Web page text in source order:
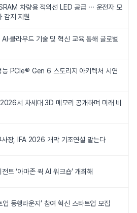
차량용 적외선 LED 공급 ··· 운전자 모
감지 지원
클라우드 기술 및 혁신 교육 통해 글로벌
능 PCIe® Gen 6 스토리지 아키텍처 시연
서 차세대 3D 메모리 공개하며 미래 비
장, IFA 2026 개막 기조연설 맡는다
트 ‘아마존 퀵 AI 워크숍’ 개최해
업 동행라운지’ 참여 혁신 스타트업 모집